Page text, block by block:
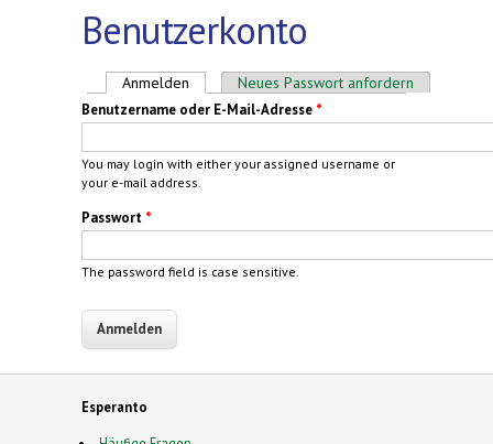
Benutzerkonto
Haupt-Reiter
Anmelden (aktiver Reiter)
Neues Passwort anfordern
Benutzername oder E-Mail-Adresse *
You may login with either your assigned username or
your e-mail address.
Passwort *
The password field is case sensitive.
Esperanto